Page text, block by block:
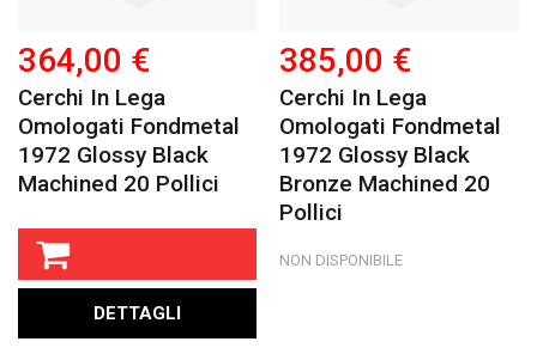
364,00 €
Cerchi In Lega
Omologati Fondmetal
1972 Glossy Black
Machined 20 Pollici
DETTAGLI
385,00 €
Cerchi In Lega
Omologati Fondmetal
1972 Glossy Black
Bronze Machined 20
Pollici
NON DISPONIBILE